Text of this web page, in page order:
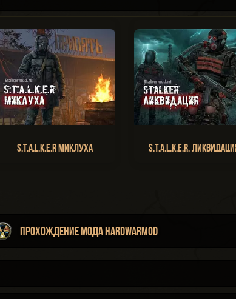
S.T.A.L.K.E.R Миклуха S.T.A.L.K.E.R.
Прохождение мода HARDWARMOD